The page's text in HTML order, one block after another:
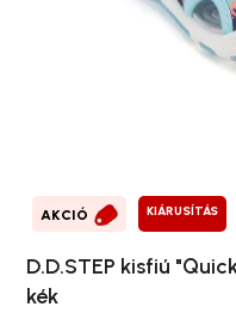
AKCIÓ KIÁRUSÍTÁS
D.D.STEP kisfiú
kék